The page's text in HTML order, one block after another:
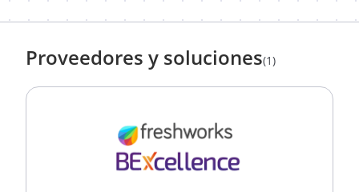
Proveedores y soluciones(1)